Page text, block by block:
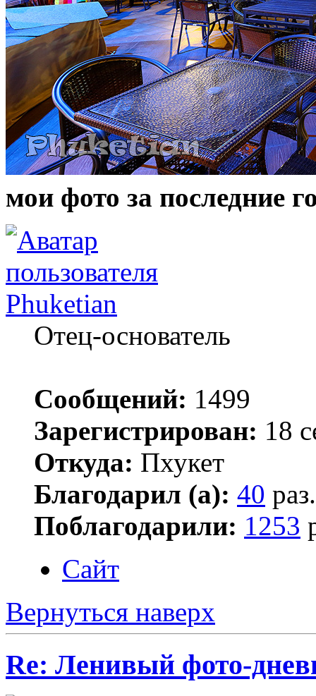
мои фото за последние
Phuketian
Отец-основатель
Сообщений: 1499
Зарегистрирован: 18
Откуда: Пхукет
Благодарил (а): 40 раз.
Поблагодарили: 1253
Сайт
Вернуться наверх
Re: Ленивый фото-